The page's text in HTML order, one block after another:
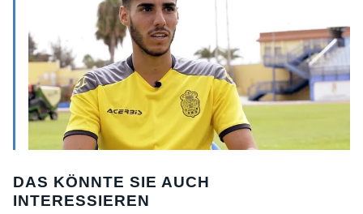
DAS KÖNNTE SIE AUCH
INTERESSIEREN